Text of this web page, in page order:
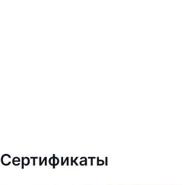
Сертификаты